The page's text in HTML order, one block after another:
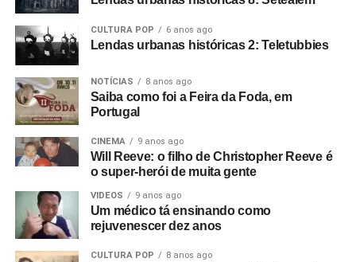
CULTURA POP 6 anos ago
Lendas urbanas históricas 2: Teletubbies
NOTÍCIAS 8 anos ago
Saiba como foi a Feira da Foda, em
Portugal
CINEMA 9 anos ago
Will Reeve: o filho de Christopher Reeve é
o super-herói de muita gente
VIDEOS 9 anos ago
Um médico tá ensinando como
rejuvenescer dez anos
CULTURA POP 8 anos ago